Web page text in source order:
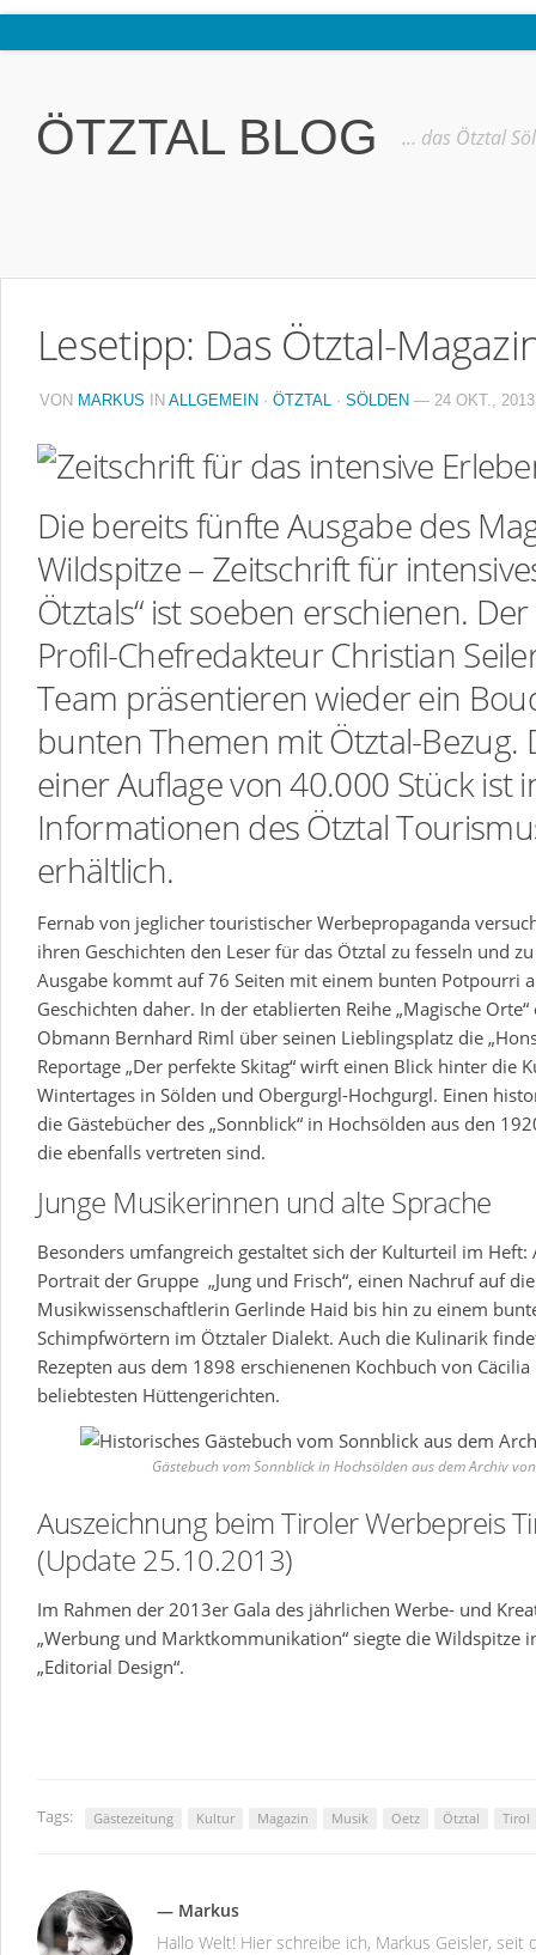
Ötztal
Interviews
Kostenloser Bustransfer ins Gletscherskigebiet von Sölden
Datenschutzerklärung
ÖTZTAL BLOG … das Ötztal
Lesetipp: Das Ötztal-
VON MARKUS IN ALLGEMEIN · ÖTZTAL · SÖLDEN — 24 OKT., 2013
Die bereits fünfte Ausgabe des
Wildspitze – Zeitschrift für
Ötztals“ ist soeben erschienen.
Profil-Chefredakteur Christian
Team präsentieren wieder ein
bunten Themen mit Ötztal-Bezug.
einer Auflage von 40.000 Stück ist
Informationen des Ötztal
erhältlich.
Fernab von jeglicher touristischer Werbepropaganda
ihren Geschichten den Leser für das Ötztal zu fesseln und
Ausgabe kommt auf 76 Seiten mit einem bunten Potpourri
Geschichten daher. In der etablierten Reihe „Magische Orte“
Obmann Bernhard Riml über seinen Lieblingsplatz die
Reportage „Der perfekte Skitag“ wirft einen Blick hinter die
Wintertages in Sölden und Obergurgl-Hochgurgl. Einen
die Gästebücher des „Sonnblick“ in Hochsölden aus den
die ebenfalls vertreten sind.
Junge Musikerinnen und alte Sprache
Besonders umfangreich gestaltet sich der Kulturteil im Heft:
Portrait der Gruppe „Jung und Frisch“, einen Nachruf auf die
Musikwissenschaftlerin Gerlinde Haid bis hin zu einem
Schimpfwörtern im Ötztaler Dialekt. Auch die Kulinarik
Rezepten aus dem 1898 erschienenen Kochbuch von
beliebtesten Hüttengerichten.
Gästebuch vom Sonnblick in Hochsölden aus dem Archiv
Auszeichnung beim Tiroler Werbepreis
(Update 25.10.2013)
Im Rahmen der 2013er Gala des jährlichen Werbe- und
„Werbung und Marktkommunikation“ siegte die Wildspitze
„Editorial Design“.
Tags: Gästezeitung Kultur Magazin Musik Oetz Ötztal Tirol
— Markus
Hallo Welt! Hier schreibe ich, Markus Geisler,